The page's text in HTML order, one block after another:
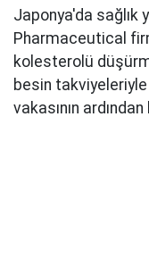
Japonya'da sağlık
Pharmaceutical
kolesterolü
besin
vakasının